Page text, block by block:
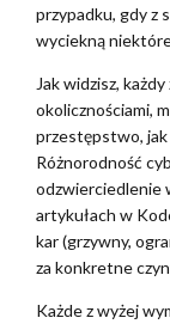
przypadku, gdy z
wyciekną
Jak widzisz,
okolicznościami,
przestępstwo, jak
Różnorodność
odzwierciedlenie
artykułach w
kar (grzywny,
za konkretne
Każde z wyżej